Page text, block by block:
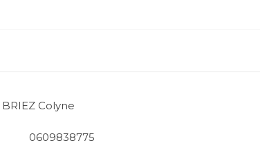
BRIEZ Colyne
0609838775